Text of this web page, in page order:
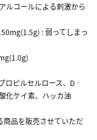
ルコールによる刺激から
: 弱ってしまっ
ロピルセルロース、D‐
化ケイ素、ハッカ油
品を販売させていただ